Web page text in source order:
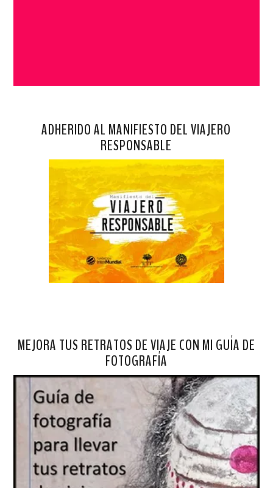
ADHERIDO AL MANIFIESTO DEL VIAJERO
RESPONSABLE
MEJORA TUS RETRATOS DE VIAJE CON MI GUÍA DE
FOTOGRAFÍA